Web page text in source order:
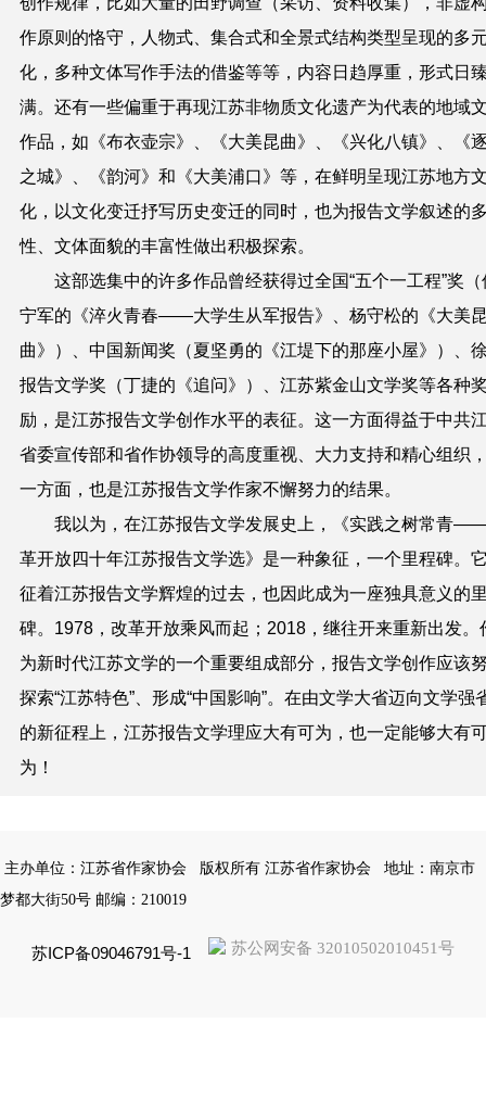
作原则的恪守， 人物式、集合式和全景式结构类型呈现的多
化， 多种文体写作手法的借鉴等等， 内容日趋厚重，形式日
满。还有一些偏重于再现江苏非物质文化遗产为代表的地域
作品，如《布衣壶宗》、《大美昆曲》、《兴化八镇》、《
之城》、《韵河》和《大美浦口》等，在鲜明呈现江苏地方
化，以文化变迁抒写历史变迁的同时，也为报告文学叙述的
性、文体面貌的丰富性做出积极探索。
这部选集中的许多作品曾经获得过全国“五个一工程”奖
宁军的 《淬火青春——大学生从军报告》、 杨守松的《大美
曲》）
、中国新闻奖（夏坚勇的《江堤下的那座小屋》）、
报告文学奖（丁捷的《追问》）、江苏紫金山文学奖等各种
励，是江苏报告文学创作水平的表征。 这一方面得益于中共
省委宣传部和省作协领导的高度重视、大力支持和精心组织
一方面，也是江苏报告文学作家不懈努力的结果。
我以为，在江苏报告文学发展史上，《实践之树常青
革开放四十年江苏报告文学选》是一种象征，一个里程碑。
征着江苏报告文学辉煌的过去，也因此成为一座独具意义的
碑。 1978 ，改革开放乘风而起； 2018 ，继往开来重新出发。
为新时代江苏文学的一个重要组成部分，报告文学创作应该
探索“江苏特色”、形成“中国影响”。在由文学大省迈向文学强
的新征程上，江苏报告文学理应大有可为，也一定能够大有
为！
主办单位：江苏省作家协会 版权所有 江苏省作家协会
地址：南京市
梦都大街50号 邮编：210019
苏ICP备09046791号-1 苏公网安备 32010502010451号